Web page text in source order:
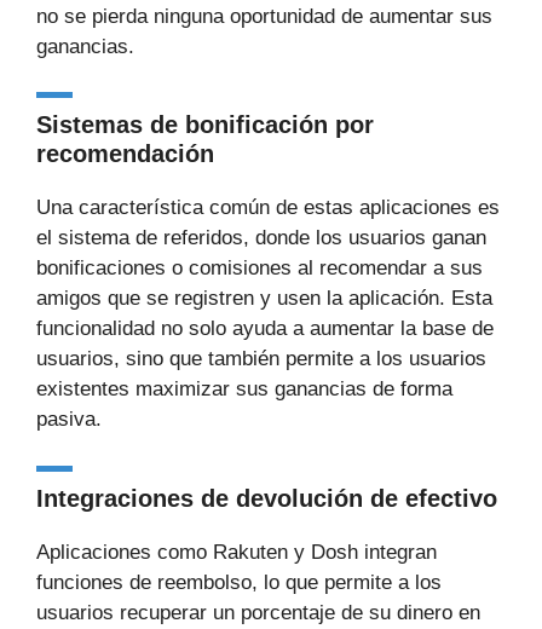
no se pierda ninguna oportunidad de aumentar sus
ganancias.
Sistemas de bonificación por
recomendación
Una característica común de estas aplicaciones es
el sistema de referidos, donde los usuarios ganan
bonificaciones o comisiones al recomendar a sus
amigos que se registren y usen la aplicación. Esta
funcionalidad no solo ayuda a aumentar la base de
usuarios, sino que también permite a los usuarios
existentes maximizar sus ganancias de forma
pasiva.
Integraciones de devolución de efectivo
Aplicaciones como Rakuten y Dosh integran
funciones de reembolso, lo que permite a los
usuarios recuperar un porcentaje de su dinero en